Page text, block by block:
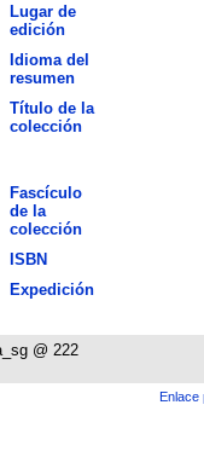
Lugar de
edición
Idioma del
resumen
Título de la
colección
Fascículo
de la
colección
ISBN
Expedición
@ 222
Enlace